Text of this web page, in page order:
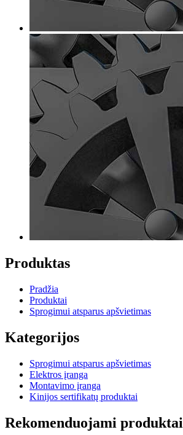
Produktas
Pradžia
Produktai
Sprogimui atsparus apšvietimas
Kategorijos
Sprogimui atsparus apšvietimas
Elektros įranga
Montavimo įranga
Kinijos sertifikatų produktai
Rekomenduojami produktai